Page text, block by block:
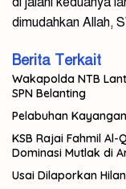
dimudahkan Allah,
Berita Terkait
Wakapolda NTB
SPN Belanting
Pelabuhan
KSB Rajai Fahmil Al-
Dominasi Mutlak di
Usai Dilaporkan